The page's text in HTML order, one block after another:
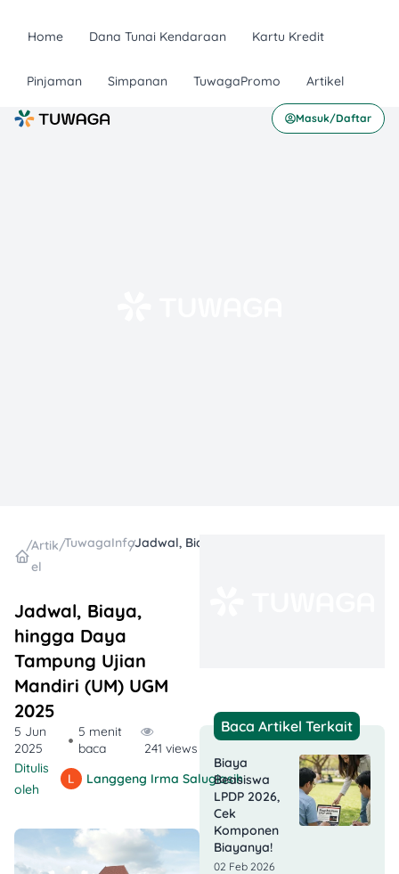
Home Dana Tunai Kendaraan Kartu Kredit
Pinjaman Simpanan TuwagaPromo Artikel
Masuk/Daftar
/Artik
el
/TuwagaInfo
/
Jadwal, Biaya,
hingga Daya
Tampung Ujian
Mandiri (UM) UGM
2025
5 Jun
2025
5 menit
baca
241 views
Ditulis
oleh
Langgeng Irma Salugiasih
Baca Artikel Terkait
Biaya
Beasiswa
LPDP 2026,
Cek
Komponen
Biayanya!
02 Feb 2026